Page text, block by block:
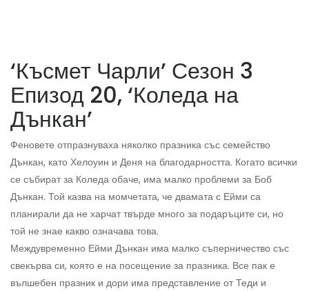
‘Късмет Чарли’ Сезон 3
Епизод 20, ‘Коледа на
Дънкан’
Феновете отпразнуваха няколко празника със семейство
Дънкан, като Хелоуин и Деня на благодарността. Когато всички
се събират за Коледа обаче, има малко проблеми за Боб
Дънкан. Той казва на момчетата, че двамата с Ейми са
планирали да не харчат твърде много за подаръците си, но
той не знае какво означава това.
Междувременно Ейми Дънкан има малко съперничество със
свекърва си, която е на посещение за празника. Все пак е
вълшебен празник и дори има представление от Теди и